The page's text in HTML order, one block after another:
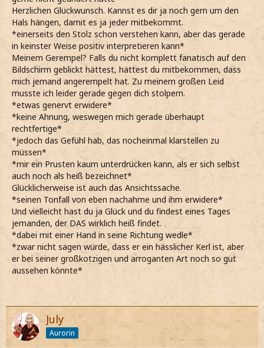
Herzlichen Glückwunsch. Kannst es dir ja noch gern um den
Hals hängen, damit es ja jeder mitbekommt.
*einerseits den Stolz schon verstehen kann, aber das gerade
in keinster Weise positiv interpretieren kann*
Meinem Gerempel? Falls du nicht komplett fanatisch auf den
Bildschirm geblickt hättest, hättest du mitbekommen, dass
mich jemand angerempelt hat. Zu meinem großen Leid
musste ich leider gerade gegen dich stolpern.
*etwas genervt erwidere*
*keine Ahnung, weswegen mich gerade überhaupt
rechtfertige*
*jedoch das Gefühl hab, das nocheinmal klarstellen zu
müssen*
*mir ein Prusten kaum unterdrücken kann, als er sich selbst
auch noch als heiß bezeichnet*
Glücklicherweise ist auch das Ansichtssache.
*seinen Tonfall von eben nachahme und ihm erwidere*
Und vielleicht hast du ja Glück und du findest eines Tages
jemanden, der DAS wirklich heiß findet.
*dabei mit einer Hand in seine Richtung wedle*
*zwar nicht sagen würde, dass er ein hässlicher Kerl ist, aber
er bei seiner großkotzigen und arroganten Art noch so gut
aussehen könnte*
July
Aurorin